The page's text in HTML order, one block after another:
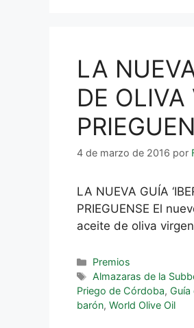
LA
DE OLIVA
4 de marzo de 2016 por
LA NUEVA GUÍA
PRIEGUENSE El
aceite de oliva
Premios
Almazaras de la
Priego de Córdoba,
barón, World Olive Oil